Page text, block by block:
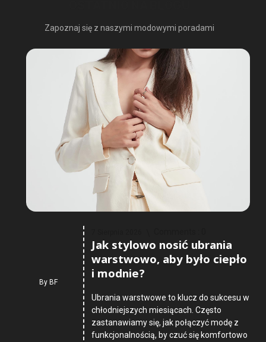
Zapoznaj się z naszymi modowymi poradami
ByBF
Jak stylowo nosić ubrania
warstwowo, aby było ciepło
i modnie?
Ubrania warstwowe to klucz do sukcesu w
chłodniejszych miesiącach. Często
zastanawiamy się, jak połączyć modę z
funkcjonalnością, by czuć się komfortowo